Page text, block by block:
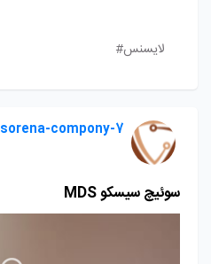
لایسنس#
sorena-compony-7
سوئیچ سیسکو MDS